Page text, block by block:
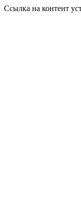
Ссылка на контент